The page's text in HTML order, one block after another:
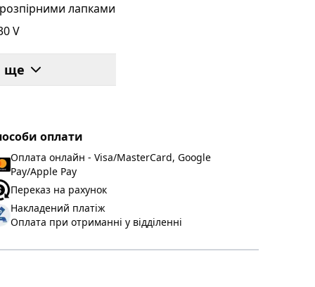
лапками
V
60 Hz
VA
ще
оплати
Оплата онлайн - Visa/MasterCard, Google
Pay/Apple Pay
Переказ на рахунок
Накладений платіж
Оплата при отриманні у відділенні